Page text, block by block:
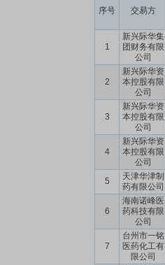
序号 交易方
1
新兴际华集
团财务有限
公司
2
新兴际华资
本控股有限
公司
3
新兴际华资
本控股有限
公司
4
新兴际华资
本控股有限
公司
5
天津华津制
药有限公司
6
海南诺峰医
药科技有限
公司
7
台州市一铭
医药化工有
限公司